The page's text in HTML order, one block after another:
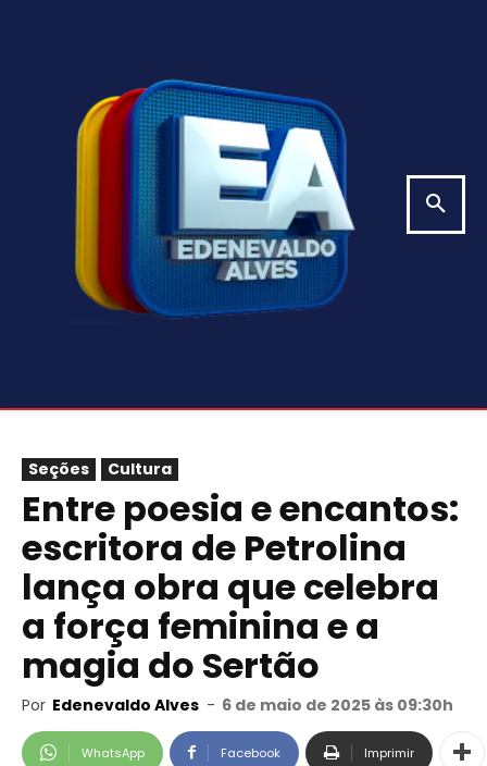
Seções Cultura
Entre poesia e encantos:
escritora de Petrolina
lança obra que celebra
a força feminina e a
magia do Sertão
Por Edenevaldo Alves - 6 de maio de 2025 às 09:30h
WhatsApp Facebook Imprimir